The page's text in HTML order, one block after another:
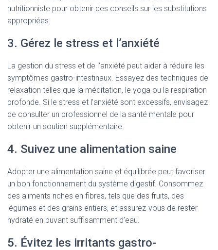
nutritionniste pour obtenir des conseils sur les substitutions
appropriées.
3. Gérez le stress et l’anxiété
La gestion du stress et de l’anxiété peut aider à réduire les
symptômes gastro-intestinaux. Essayez des techniques de
relaxation telles que la méditation, le yoga ou la respiration
profonde. Si le stress et l’anxiété sont excessifs, envisagez
de consulter un professionnel de la santé mentale pour
obtenir un soutien supplémentaire.
4. Suivez une alimentation saine
Adopter une alimentation saine et équilibrée peut favoriser
un bon fonctionnement du système digestif. Consommez
des aliments riches en fibres, tels que des fruits, des
légumes et des grains entiers, et assurez-vous de rester
hydraté en buvant suffisamment d’eau.
5. Évitez les irritants gastro-